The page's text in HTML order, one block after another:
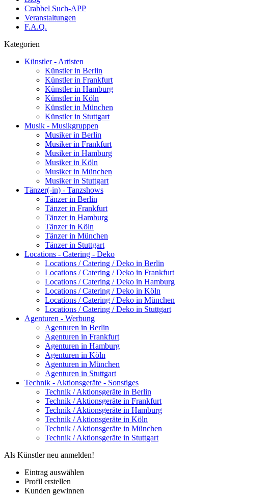
Crabbel Such-APP
Veranstaltungen
F.A.Q.
Kategorien
Künstler - Artisten
Künstler in Berlin
Künstler in Frankfurt
Künstler in Hamburg
Künstler in Köln
Künstler in München
Künstler in Stuttgart
Musik - Musikgruppen
Musiker in Berlin
Musiker in Frankfurt
Musiker in Hamburg
Musiker in Köln
Musiker in München
Musiker in Stuttgart
Tänzer(-in) - Tanzshows
Tänzer in Berlin
Tänzer in Frankfurt
Tänzer in Hamburg
Tänzer in Köln
Tänzer in München
Tänzer in Stuttgart
Locations - Catering - Deko
Locations / Catering / Deko in Berlin
Locations / Catering / Deko in Frankfurt
Locations / Catering / Deko in Hamburg
Locations / Catering / Deko in Köln
Locations / Catering / Deko in München
Locations / Catering / Deko in Stuttgart
Agenturen - Werbung
Agenturen in Berlin
Agenturen in Frankfurt
Agenturen in Hamburg
Agenturen in Köln
Agenturen in München
Agenturen in Stuttgart
Technik - Aktionsgeräte - Sonstiges
Technik / Aktionsgeräte in Berlin
Technik / Aktionsgeräte in Frankfurt
Technik / Aktionsgeräte in Hamburg
Technik / Aktionsgeräte in Köln
Technik / Aktionsgeräte in München
Technik / Aktionsgeräte in Stuttgart
Als Künstler neu anmelden!
Eintrag auswählen
Profil erstellen
Kunden gewinnen